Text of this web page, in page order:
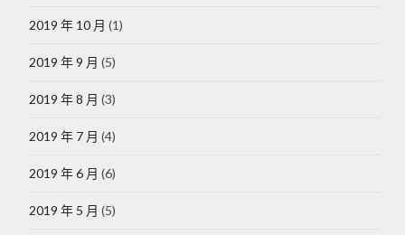
2019 年 10 月 (1)
2019 年 9 月 (5)
2019 年 8 月 (3)
2019 年 7 月 (4)
2019 年 6 月 (6)
2019 年 5 月 (5)